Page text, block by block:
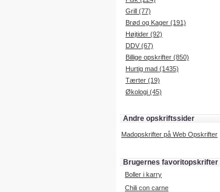
Grill (77)
Brød og Kager (191)
Højtider (92)
DDV (67)
Billige opskrifter (850)
Hurtig mad (1435)
Tærter (19)
Økologi (45)
Andre opskriftssider
Madopskrifter på Web Opskrifter
Brugernes favoritopskrifter
Boller i karry
Chili con carne